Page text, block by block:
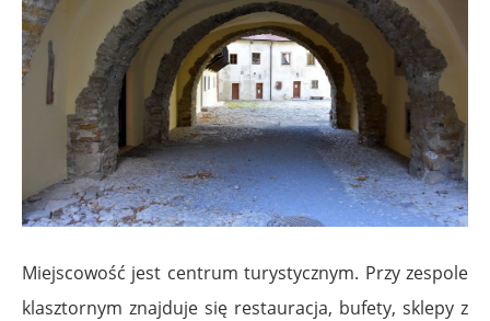
Miejscowość jest centrum turystycznym. Przy zespole
klasztornym znajduje się restauracja, bufety, sklepy z